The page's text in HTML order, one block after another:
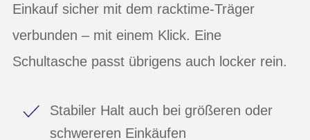
Einkauf sicher mit dem racktime-Träger
verbunden – mit einem Klick. Eine
Schultasche passt übrigens auch locker rein.
Stabiler Halt auch bei größeren oder
schwereren Einkäufen